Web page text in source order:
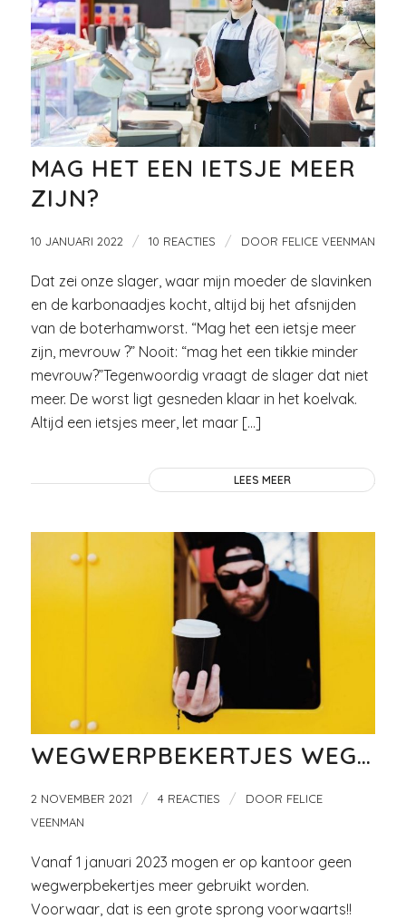
MAG HET EEN IETSJE MEER
ZIJN?
10 JANUARI 2022 / 10 REACTIES / DOOR FELICE VEENMAN
Dat zei onze slager, waar mijn moeder de slavinken
en de karbonaadjes kocht, altijd bij het afsnijden
van de boterhamworst. “Mag het een ietsje meer
zijn, mevrouw ?” Nooit: “mag het een tikkie minder
mevrouw?”Tegenwoordig vraagt de slager dat niet
meer. De worst ligt gesneden klaar in het koelvak.
Altijd een ietsjes meer, let maar […]
LEES MEER
WEGWERPBEKERTJES WEG…
2 NOVEMBER 2021 / 4 REACTIES / DOOR FELICE
VEENMAN
Vanaf 1 januari 2023 mogen er op kantoor geen
wegwerpbekertjes meer gebruikt worden.
Voorwaar, dat is een grote sprong voorwaarts!!